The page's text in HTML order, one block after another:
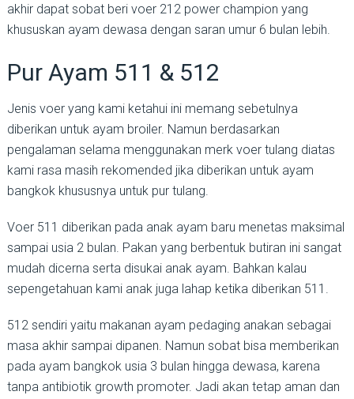
akhir dapat sobat beri voer 212 power champion yang
khususkan ayam dewasa dengan saran umur 6 bulan lebih.
Pur Ayam 511 & 512
Jenis voer yang kami ketahui ini memang sebetulnya
diberikan untuk ayam broiler. Namun berdasarkan
pengalaman selama menggunakan merk voer tulang diatas
kami rasa masih rekomended jika diberikan untuk ayam
bangkok khususnya untuk pur tulang.
Voer 511 diberikan pada anak ayam baru menetas maksimal
sampai usia 2 bulan. Pakan yang berbentuk butiran ini sangat
mudah dicerna serta disukai anak ayam. Bahkan kalau
sepengetahuan kami anak juga lahap ketika diberikan 511.
512 sendiri yaitu makanan ayam pedaging anakan sebagai
masa akhir sampai dipanen. Namun sobat bisa memberikan
pada ayam bangkok usia 3 bulan hingga dewasa, karena
tanpa antibiotik growth promoter. Jadi akan tetap aman dan